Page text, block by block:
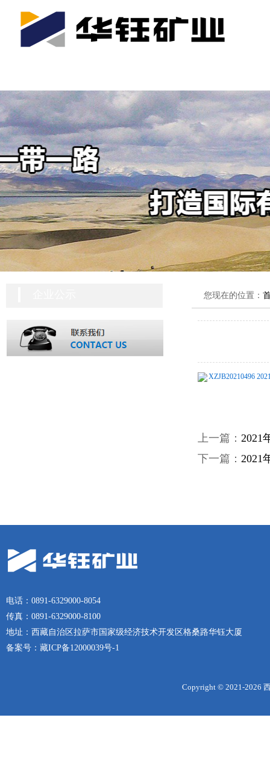
您现在的位置：
XZJB20210496
上一篇： 2021
下一篇： 2021
电话：0891-6329000-8054
传真：0891-6329000-8100
地址：西藏自治区拉萨市国家级经济技术开发区格桑路华钰大厦
备案号： 藏ICP备12000039号-1
Copyright © 2021-2026